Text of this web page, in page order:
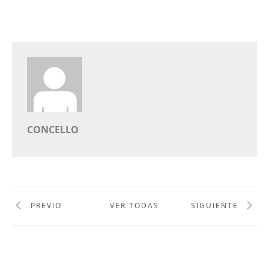
CONCELLO
PREVIO VER TODAS SIGUIENTE